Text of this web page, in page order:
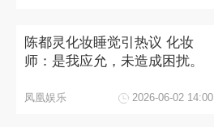
陈都灵化妆睡觉引热议 化妆
师：是我应允，未造成困扰。
凤凰娱乐 2026-06-02 14:00